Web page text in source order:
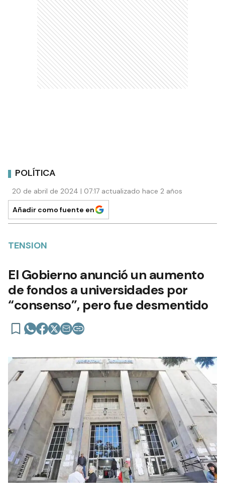
POLÍTICA
20 de abril de 2024 | 07:17 actualizado hace 2 años
Añadir como fuente en
TENSION
El Gobierno anunció un aumento
de fondos a universidades por
“consenso”, pero fue desmentido